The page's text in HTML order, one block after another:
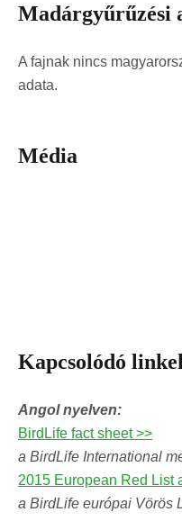
Madárgyűrűzési
A fajnak nincs
adata.
Média
Kapcsolódó
Angol nyelven:
BirdLife fact sheet >>
a BirdLife International
2015 European Red List
a BirdLife európai Vörös